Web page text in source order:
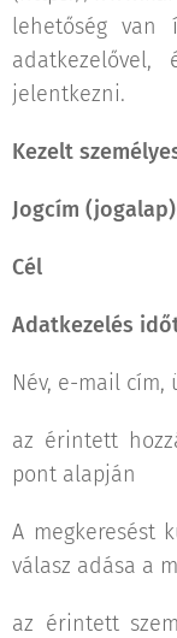
lehetőség van
adatkezelővel,
jelentkezni.
Kezelt
Jogcím (jogalap)
Cél
Adatkezelés
Név, e-mail cím,
az érintett
pont alapján
A megkeresést
válasz adása a
az érintett